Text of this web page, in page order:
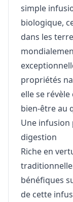
simple
biologique,
dans les
propriétés
elle se
bien-être au
Une infusion
digestion
Riche en
bénéfiques
de cette